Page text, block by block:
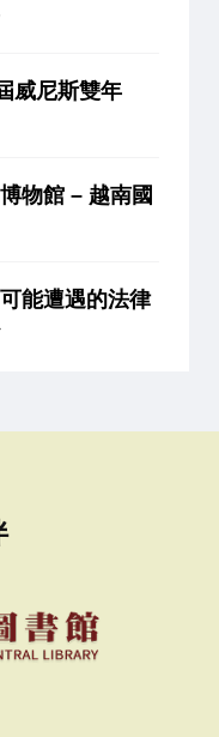
威尼斯雙年
物館 – 越南國
能遭遇的法律